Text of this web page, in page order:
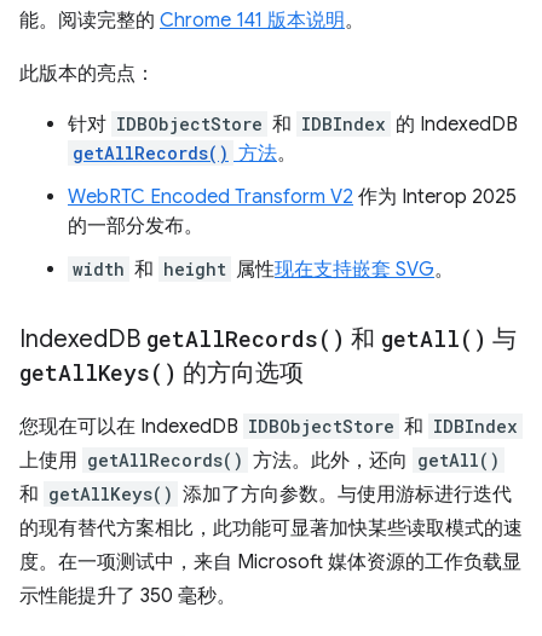
能。阅读完整的 Chrome 141 版本说明。
此版本的亮点：
针对 IDBObjectStore 和 IDBIndex 的 IndexedDB
getAllRecords() 方法。
WebRTC Encoded Transform V2 作为 Interop 2025
的一部分发布。
width 和 height 属性现在支持嵌套 SVG。
IndexedDB getAllRecords( ) 和 getAll( ) 与
getAllKeys( ) 的方向选项
您现在可以在 IndexedDB IDBObjectStore 和 IDBIndex
上使用 getAllRecords() 方法。此外，还向 getAll()
和 getAllKeys() 添加了方向参数。与使用游标进行迭代
的现有替代方案相比，此功能可显著加快某些读取模式的速
度。在一项测试中，来自 Microsoft 媒体资源的工作负载显
示性能提升了 350 毫秒。